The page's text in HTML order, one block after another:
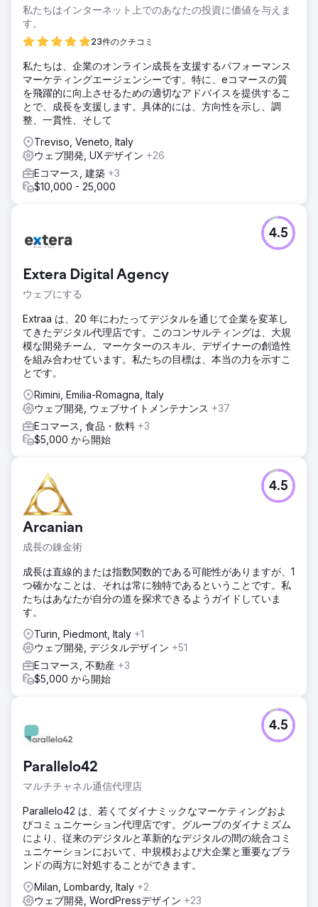
エージェンシーページに移動
私たちはインターネット上でのあなたの投資に価値を与えま
す。
23件のクチコミ
私たちは、企業のオンライン成長を支援するパフォーマンス
マーケティングエージェンシーです。特に、eコマースの質
を飛躍的に向上させるための適切なアドバイスを提供するこ
とで、成長を支援します。具体的には、方向性を示し、調
整、一貫性、そして
Treviso, Veneto, Italy
ウェブ開発, UXデザイン +26
Eコマース, 建築 +3
$10,000 - 25,000
Extera Digital Agency
ウェブにする
4.5
Extraa は、20 年にわたってデジタルを通じて企業を変革し
てきたデジタル代理店です。このコンサルティングは、大規
模な開発チーム、マーケターのスキル、デザイナーの創造性
を組み合わせています。私たちの目標は、本当の力を示すこ
とです。
Rimini, Emilia-Romagna, Italy
ウェブ開発, ウェブサイトメンテナンス +37
Eコマース, 食品・飲料 +3
$5,000 から開始
Arcanian
成長の錬金術
4.5
成長は直線的または指数関数的である可能性がありますが、1
つ確かなことは、それは常に独特であるということです。私
たちはあなたが自分の道を探求できるようガイドしていま
す。
Turin, Piedmont, Italy +1
ウェブ開発, デジタルデザイン +51
Eコマース, 不動産 +3
$5,000 から開始
Parallelo42
マルチチャネル通信代理店
4.5
Parallelo42 は、若くてダイナミックなマーケティングおよ
びコミュニケーション代理店です。グループのダイナミズム
により、従来のデジタルと革新的なデジタルの間の統合コミ
ュニケーションにおいて、中規模および大企業と重要なブラ
ンドの両方に対処することができます。
Milan, Lombardy, Italy +2
ウェブ開発, WordPressデザイン +23